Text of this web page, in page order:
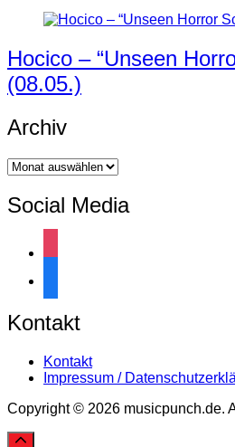
Hocico – “Unseen
(08.05.)
Archiv
Archiv
Social Media
Kontakt
Kontakt
Impressum /
Copyright © 2026 musicpunch.de.